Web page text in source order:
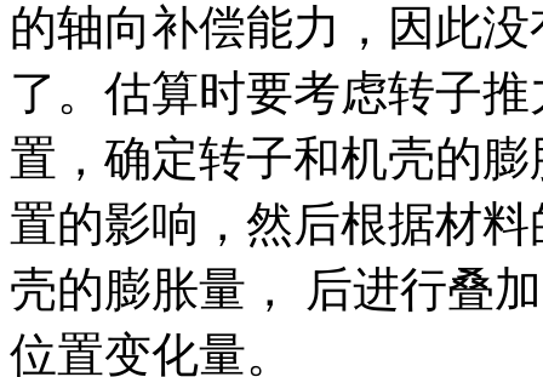
的轴向补偿能力，因此
了。估算时要考虑转子
置，确定转子和机壳的
置的影响，然后根据材
壳的膨胀量， 后进行叠
位置变化量。